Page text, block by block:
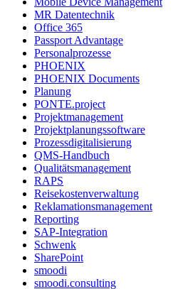
MR Datentechnik
Office 365
Passport Advantage
Personalprozesse
PHOENIX
PHOENIX Documents
Planung
PONTE.project
Projektmanagement
Projektplanungssoftware
Prozessdigitalisierung
QMS-Handbuch
Qualitätsmanagement
RAPS
Reisekostenverwaltung
Reklamationsmanagement
Reporting
SAP-Integration
Schwenk
SharePoint
smoodi
smoodi.consulting